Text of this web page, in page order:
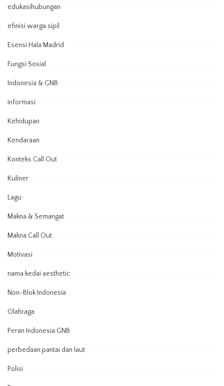
edukasihubungan
efinisi warga sipil
Esensi Hala Madrid
Fungsi Sosial
Indonesia & GNB
informasi
Kehidupan
Kendaraan
Konteks Call Out
Kuliner
Lagu
Makna & Semangat
Makna Call Out
Motivasi
nama kedai aesthetic
Non-Blok Indonesia
Olahraga
Peran Indonesia GNB
perbedaan pantai dan laut
Polisi